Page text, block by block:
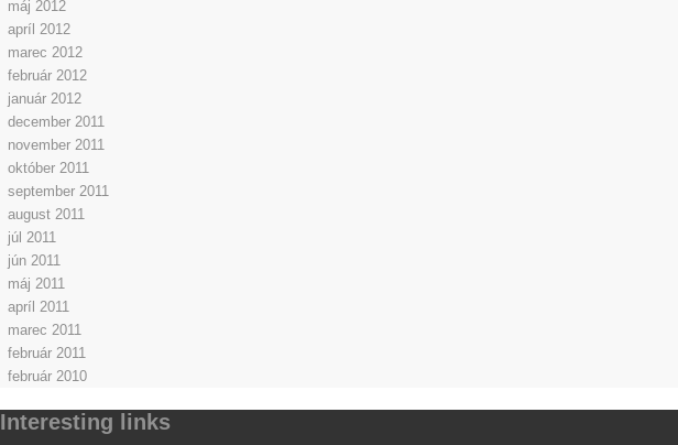
máj 2012
apríl 2012
marec 2012
február 2012
január 2012
december 2011
november 2011
október 2011
september 2011
august 2011
júl 2011
jún 2011
máj 2011
apríl 2011
marec 2011
február 2011
február 2010
Interesting links